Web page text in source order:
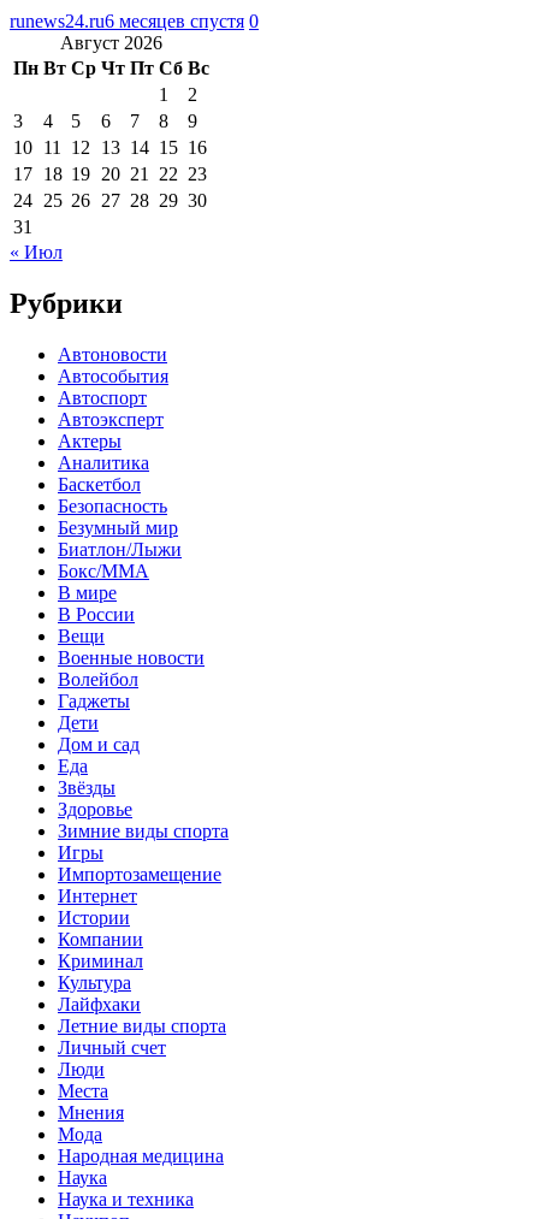
runews24.ru6 месяцев спустя 0
Август 2026
Пн Вт Ср Чт Пт Сб Вс
1
2
3
4 5 6 7 8
9
10 11 12 13 14 15 16
17 18 19 20 21 22 23
24 25 26 27 28 29 30
31
« Июл
Рубрики
Автоновости
Автособытия
Автоспорт
Автоэксперт
Актеры
Аналитика
Баскетбол
Безопасность
Безумный мир
Биатлон/Лыжи
Бокс/MMA
В мире
В России
Вещи
Военные новости
Волейбол
Гаджеты
Дети
Дом и сад
Еда
Звёзды
Здоровье
Зимние виды спорта
Игры
Импортозамещение
Интернет
Истории
Компании
Криминал
Культура
Лайфхаки
Летние виды спорта
Личный счет
Люди
Места
Мнения
Мода
Народная медицина
Наука
Наука и техника